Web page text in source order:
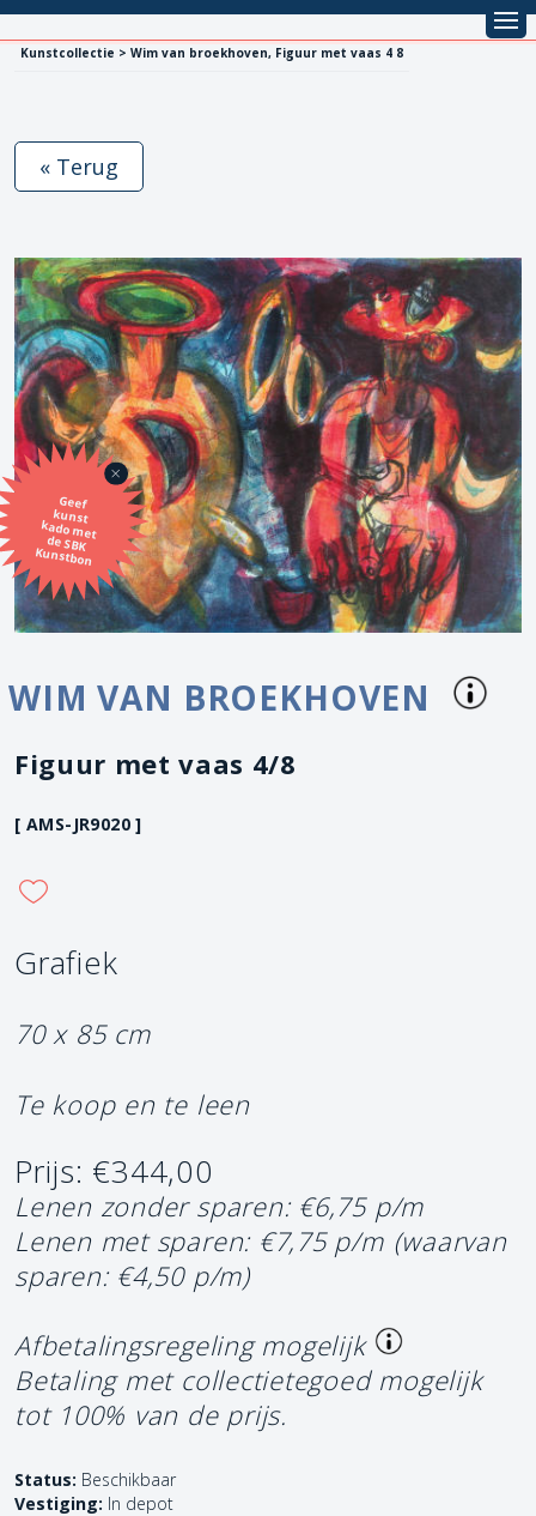
Kunstcollectie > Wim van broekhoven, Figuur met vaas 4 8
Geef
kunst
kado met
de SBK
Kunstbon
« Terug
WIM VAN BROEKHOVEN
Figuur met vaas 4/8
[ AMS-JR9020 ]
Grafiek
70 x 85 cm
Te koop en te leen
Prijs: €344,00
Lenen zonder sparen: €6,75 p/m
Lenen met sparen: €7,75 p/m (waarvan
sparen: €4,50 p/m)
Afbetalingsregeling mogelijk
Betaling met collectietegoed mogelijk
tot 100% van de prijs.
Status: Beschikbaar
Vestiging: In depot